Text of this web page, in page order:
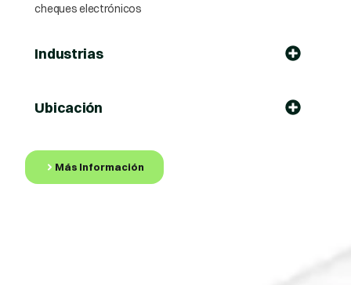
cheques electrónicos
Industrias
Ubicación
Más Información